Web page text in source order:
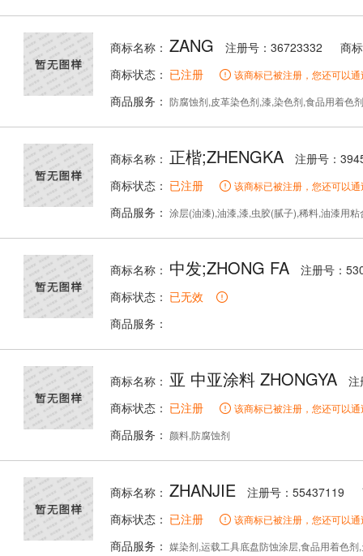
商标名称： ZANG 注册号：36723332
商
商标状态： 已注册 该商标已被注册，您还可以
商品服务： 防腐蚀剂,皮革染色剂,漆,染色剂,食品用着色
商标名称： 正楷;ZHENGKA
注册号：
商标状态： 已注册 该商标已被注册，您还可以
商品服务： 涂层(油漆),油漆,漆,虫胶(腻子),稀料,油漆用
商标名称： 中发;ZHONG FA
注册号：
商标状态： 已无效
商品服务：
商标名称： 亚 中亚涂料 ZHONGYA
注
商标状态： 已注册 该商标已被注册，您还可以
商品服务： 颜料,防腐蚀剂
商标名称： ZHANJIE 注册号：55437119
商标状态： 已注册 该商标已被注册，您还可以
商品服务： 媒染剂,运载工具底盘防蚀涂层,食品用着色剂,天